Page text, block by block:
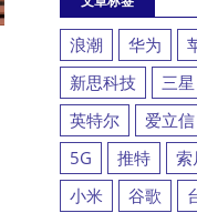
浪潮 华为
新思科技
三星
英特尔
爱立信
5G
推特 索
小米
谷歌